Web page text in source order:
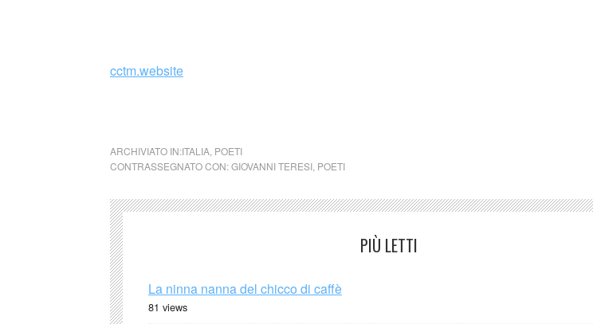
cctm.website
ARCHIVIATO IN:ITALIA POETI
CONTRASSEGNATO CON:GIOVANNI TERESI POETI
PIÙ LETTI
La ninna nanna del chicco di caffè
81 views